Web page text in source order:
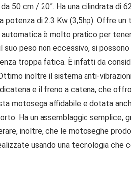
da 50 cm / 20”. Ha una cilindrata di
potenza di 2.3 Kw (3,5hp). Offre
è molto pratico per
suo peso non eccessivo, si
troppa fatica. È infatti da
inoltre il sistema anti-
e il freno a catena, che
motosega affidabile e dotata
Ha un assemblaggio semplice,
inoltre, che le motoseghe
usando una tecnologia che